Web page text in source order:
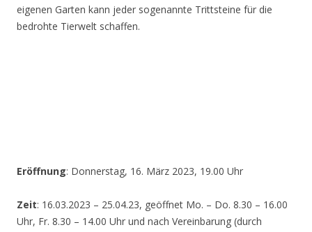
eigenen Garten kann jeder sogenannte Trittsteine für die
bedrohte Tierwelt schaffen.
Eröffnung: Donnerstag, 16. März 2023, 19.00 Uhr
Zeit: 16.03.2023 – 25.04.23, geöffnet Mo. – Do. 8.30 – 16.00
Uhr, Fr. 8.30 – 14.00 Uhr und nach Vereinbarung (durch